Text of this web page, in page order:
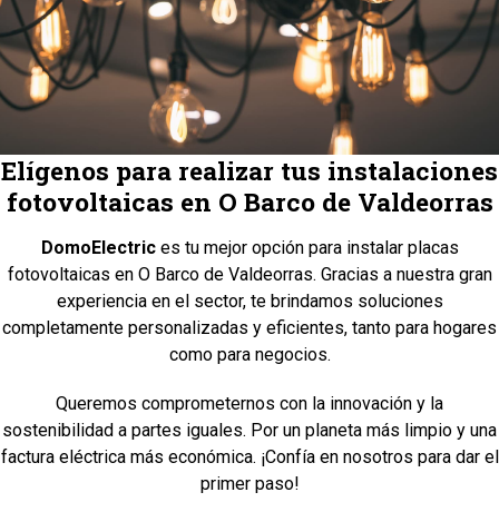
Elígenos para realizar tus instalaciones
fotovoltaicas en O Barco de Valdeorras
DomoElectrices tu mejor opción para instalar placas
fotovoltaicas en O Barco de Valdeorras. Gracias a nuestra gran
experiencia en el sector, te brindamos soluciones
completamente personalizadas y eficientes, tanto para hogares
como para negocios.
Queremos comprometernos con la innovación y la
sostenibilidad a partes iguales. Por un planeta más limpio y una
factura eléctrica más económica. ¡Confía en nosotros para dar el
primer paso!